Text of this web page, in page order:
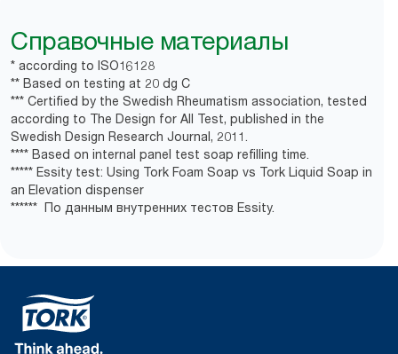
Справочные материалы
* according to ISO16128
** Based on testing at 20 dg C
*** Certified by the Swedish Rheumatism association, tested
according to The Design for All Test, published in the
Swedish Design Research Journal, 2011.
**** Based on internal panel test soap refilling time.
***** Essity test: Using Tork Foam Soap vs Tork Liquid Soap in
an Elevation dispenser
****** По данным внутренних тестов Essity.